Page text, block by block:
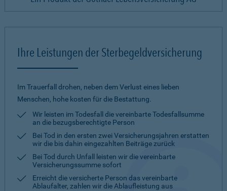
Ihre Leistungen der Sterbegeldversicherung
Im Trauerfall drohen, neben dem Verlust eines lieben
Menschen, hohe kosten für die Bestattung.
Wir leisten im Todesfall die vereinbarte Todesfallsumme
an die bezugsberechtigte Person
Bei Tod in den ersten zwei Versicherungsjahren erstatten
wir die bis dahin eingezahlten Beiträge zurück
Bei Tod durch Unfall leisten wir die vereinbarte
Versicherungssumme sofort
Erreicht die versicherte Person das vereinbarte
Ablaufalter, zahlen wir die Ablaufleistung aus